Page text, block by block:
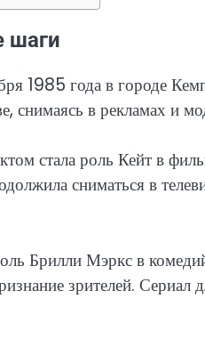
шаги
1985 года в городе
снимаясь в рекламах и
стала роль Кейт в
сниматься в
Брилли Мэркс в
зрителей.